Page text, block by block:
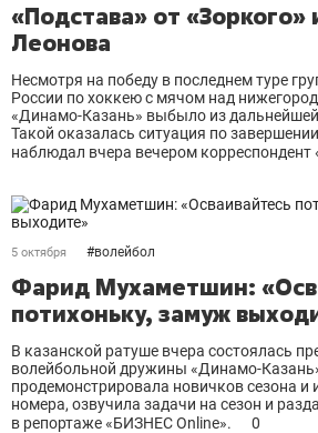
«Подстава» от «Зоркого»
Леонова
Несмотря на победу в последнем туре
России по хоккею с мячом над
«Динамо-Казань» выбыло из
Такой оказалась ситуация по
наблюдал вчера вечером корреспондент
5 октября #волейбол
Фарид Мухаметшин:
потихоньку, замуж
В казанской ратуше вчера состоялась
волейбольной дружины «Динамо-
продемонстрировала новичков сезона и
номера, озвучила задачи на сезон и
в репортаже «БИЗНЕС Online».
0